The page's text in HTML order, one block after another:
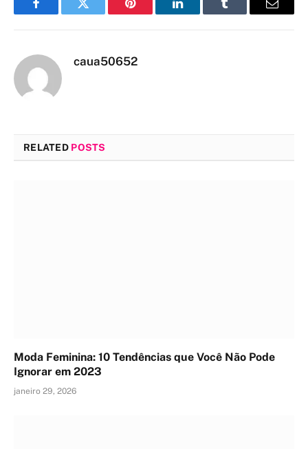
FacebookTwitter Pinterest LinkedInTumblr Email
caua50652
RELATED POSTS
Moda Feminina: 10 Tendências que Você Não Pode
Ignorar em 2023
janeiro 29, 2026